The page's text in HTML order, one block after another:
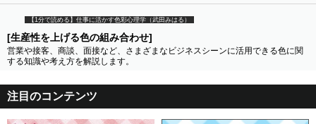
【1分で読める】仕事に活かす色彩心理学（武田みはる）
[生産性を上げる色の組み合わせ]
営業や接客、商談、面接など、さまざまなビジネスシーンに活用できる色に関
する知識や考え方を解説します。
注目のコンテンツ